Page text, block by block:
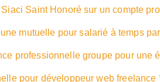
Saint Honoré sur un compte
mutuelle pour salarié à temps
professionnelle groupe pour une
pour développeur web freelance